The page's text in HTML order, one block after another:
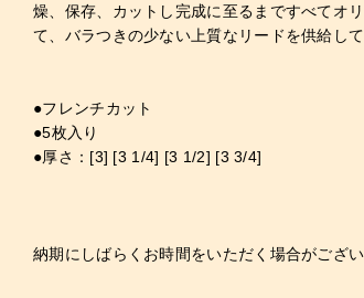
燥、保存、カットし完成に至るまですべてオ
て、バラつきの少ない上質なリードを供給し
●フレンチカット
●5枚入り
●厚さ：[3] [3 1/4] [3 1/2] [3 3/4]
納期にしばらくお時間をいただく場合がござ